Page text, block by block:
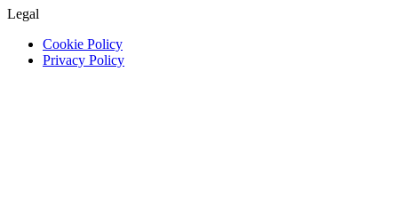
Legal
Cookie Policy
Privacy Policy